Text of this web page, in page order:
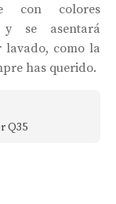
con colores
y se asentará
lavado, como la
has querido.
Q35